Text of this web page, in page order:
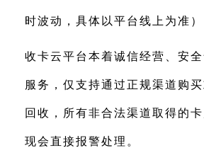
时波动，具体以平台线上为准）
收卡云平台本着诚信经营、安
服务，仅支持通过正规渠道购
回收，所有非合法渠道取得的
现会直接报警处理。